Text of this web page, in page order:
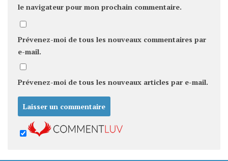
le navigateur pour mon prochain commentaire.
Prévenez-moi de tous les nouveaux commentaires par
e-mail.
Prévenez-moi de tous les nouveaux articles par e-mail.